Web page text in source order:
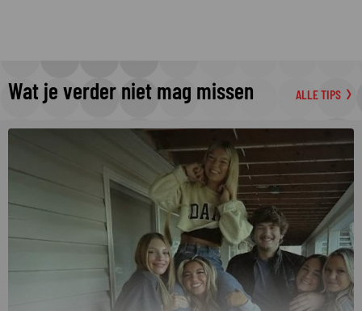
Wat je verder niet mag missen ALLE TIPS